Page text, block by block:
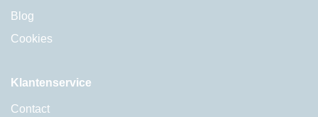
Blog
Cookies
Klantenservice
Contact